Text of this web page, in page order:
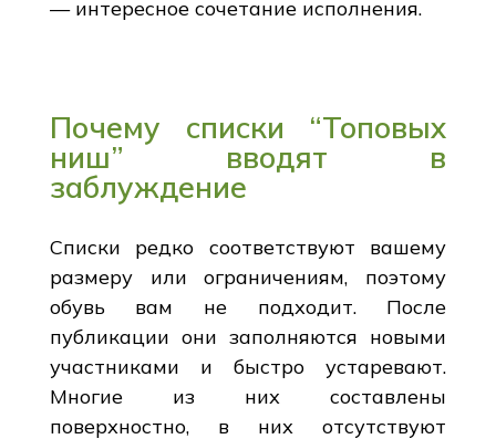
— интересное сочетание исполнения.
Почему списки “Топовых
ниш” вводят в
заблуждение
Списки редко соответствуют вашему
размеру или ограничениям, поэтому
обувь вам не подходит. После
публикации они заполняются новыми
участниками и быстро устаревают.
Многие из них составлены
поверхностно, в них отсутствуют